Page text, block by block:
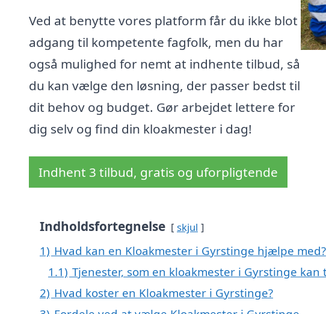
Ved at benytte vores platform får du ikke blot
adgang til kompetente fagfolk, men du har
også mulighed for nemt at indhente tilbud, så
du kan vælge den løsning, der passer bedst til
dit behov og budget. Gør arbejdet lettere for
dig selv og find din kloakmester i dag!
Indhent 3 tilbud, gratis og uforpligtende
Indholdsfortegnelse skjul
1) Hvad kan en Kloakmester i Gyrstinge hjælpe med?
1.1) Tjenester, som en kloakmester i Gyrstinge kan
2) Hvad koster en Kloakmester i Gyrstinge?